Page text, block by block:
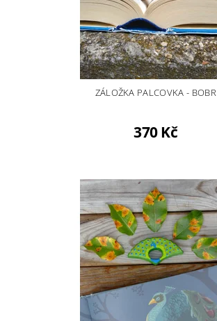
ZÁLOŽKA PALCOVKA - BOBR
370 Kč